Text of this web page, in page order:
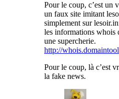
Pour le coup, c’est un
un faux site imitant
simplement sur
les informations whois
une supercherie.
http://
Pour le coup, là c’est
la fake news.